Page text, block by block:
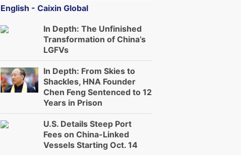
English - Caixin Global
In Depth: The Unfinished
Transformation of China’s
LGFVs
In Depth: From Skies to
Shackles, HNA Founder
Chen Feng Sentenced to 12
Years in Prison
U.S. Details Steep Port
Fees on China-Linked
Vessels Starting Oct. 14